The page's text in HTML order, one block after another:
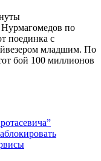
по
поединка с
младшим. По
бой 100 миллионов